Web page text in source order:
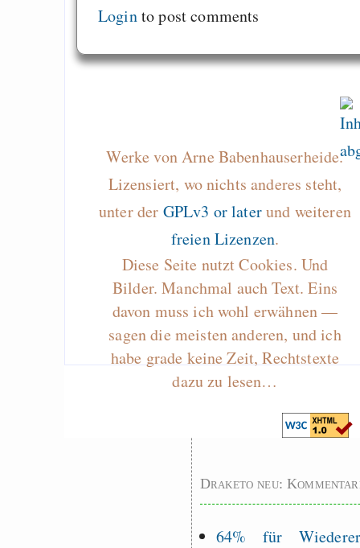
Loginto post comments
Werke von Arne Babenhauserheide.
Lizensiert, wo nichts anderes steht,
unter der GPLv3 or laterund weiteren
freien Lizenzen.
Diese Seite nutzt Cookies. Und
Bilder. Manchmal auch Text. Eins
davon muss ich wohl erwähnen —
sagen die meisten anderen, und ich
habe grade keine Zeit, Rechtstexte
dazu zu lesen…
den Staat
Alltag in
Klimaneutralen Welt
Nebelfest -
Rissen
Curb impacts
programming to
EU sovereignty
Es gibt Fakten
Measured
Graben-Neudorf,
West Germany
Draketo neu:
64% für